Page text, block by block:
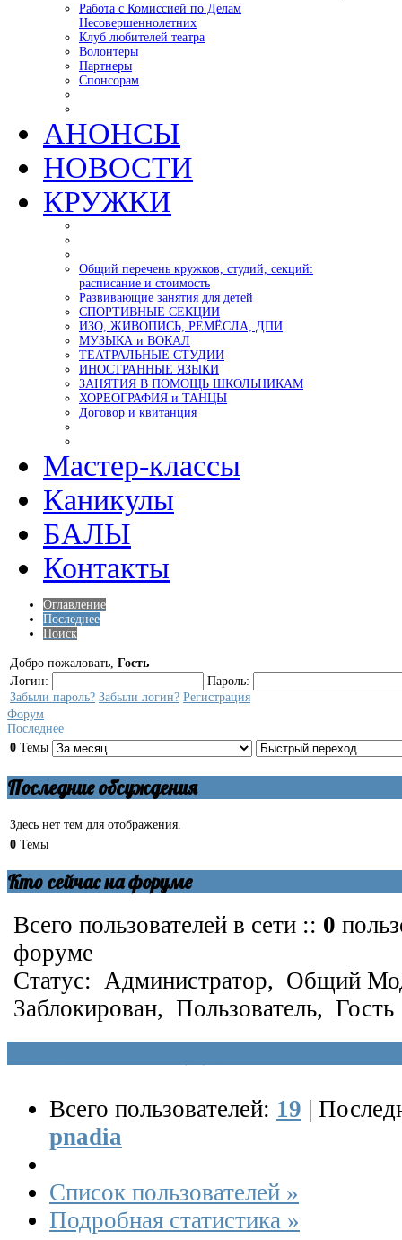
Работа с Комиссией по Делам
Несовершеннолетних
Клуб любителей театра
Волонтеры
Партнеры
Спонсорам
АНОНСЫ
НОВОСТИ
КРУЖКИ
Общий перечень кружков, студий, секций:
расписание и стоимость
Развивающие занятия для детей
СПОРТИВНЫЕ СЕКЦИИ
ИЗО, ЖИВОПИСЬ, РЕМЁСЛА, ДПИ
МУЗЫКА и ВОКАЛ
ТЕАТРАЛЬНЫЕ СТУДИИ
ИНОСТРАННЫЕ ЯЗЫКИ
ЗАНЯТИЯ В ПОМОЩЬ ШКОЛЬНИКАМ
ХОРЕОГРАФИЯ и ТАНЦЫ
Договор и квитанция
Мастер-классы
Каникулы
БАЛЫ
Контакты
Оглавление
Последнее
Поиск
Добро пожаловать, Гость
Логин:
Пароль:
Забыли пароль? Забыли логин? Регистрация
Форум
Последнее
0 Темы
Последние обсуждения
Здесь нет тем для отображения.
0 Темы
Кто сейчас на форуме
Всего пользователей в сети :: 0
форуме
Статус: Администратор, Общий
Заблокирован, Пользователь, Гость
Всего пользователей: 19 |
pnadia
Список пользователей »
Подробная статистика »